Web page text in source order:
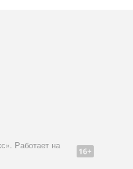
Работает на